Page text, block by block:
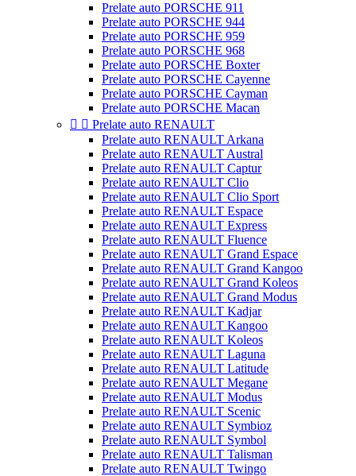
Prelate auto PORSCHE 911
Prelate auto PORSCHE 944
Prelate auto PORSCHE 959
Prelate auto PORSCHE 968
Prelate auto PORSCHE Boxter
Prelate auto PORSCHE Cayenne
Prelate auto PORSCHE Cayman
Prelate auto PORSCHE Macan
  Prelate auto RENAULT
Prelate auto RENAULT Arkana
Prelate auto RENAULT Austral
Prelate auto RENAULT Captur
Prelate auto RENAULT Clio
Prelate auto RENAULT Clio Sport
Prelate auto RENAULT Espace
Prelate auto RENAULT Express
Prelate auto RENAULT Fluence
Prelate auto RENAULT Grand Espace
Prelate auto RENAULT Grand Kangoo
Prelate auto RENAULT Grand Koleos
Prelate auto RENAULT Grand Modus
Prelate auto RENAULT Kadjar
Prelate auto RENAULT Kangoo
Prelate auto RENAULT Koleos
Prelate auto RENAULT Laguna
Prelate auto RENAULT Latitude
Prelate auto RENAULT Megane
Prelate auto RENAULT Modus
Prelate auto RENAULT Scenic
Prelate auto RENAULT Symbioz
Prelate auto RENAULT Symbol
Prelate auto RENAULT Talisman
Prelate auto RENAULT Twingo